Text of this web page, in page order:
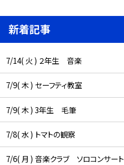
新着記事
7/14( 火 ) ２年生 音楽
7/9( 木 ) セーフティ教室
7/9( 木 ) 3年生 毛筆
7/8( 水 ) トマトの観察
7/6( 月 ) 音楽クラブ ソロコンサート